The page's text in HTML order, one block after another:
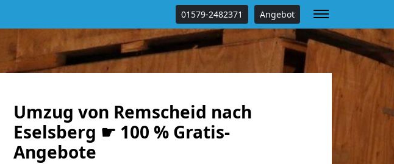
01579-2482371 Angebot
Umzug von Remscheid nach
Eselsberg ☛ 100 % Gratis-
Angebote